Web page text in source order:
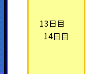
13日目
14日目